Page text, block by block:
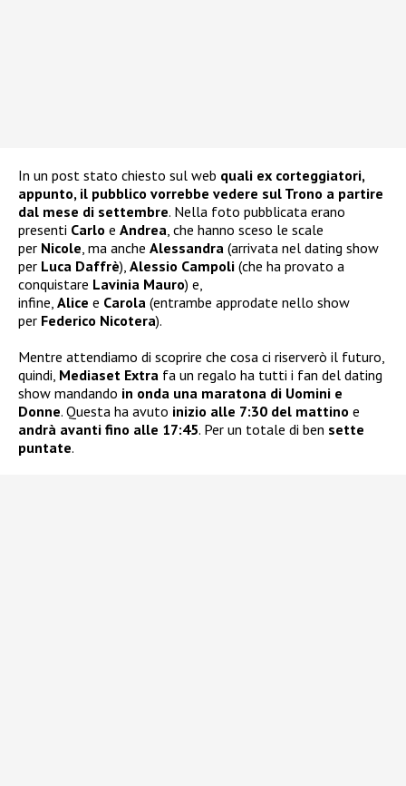
In un post stato chiesto sul web quali ex corteggiatori,
appunto, il pubblico vorrebbe vedere sul Trono a partire
dal mese di settembre. Nella foto pubblicata erano
presenti Carlo e Andrea, che hanno sceso le scale
per Nicole, ma anche Alessandra (arrivata nel dating show
per Luca Daffrè), Alessio Campoli (che ha provato a
conquistare Lavinia Mauro) e,
infine, Alice e Carola (entrambe approdate nello show
per Federico Nicotera).
Mentre attendiamo di scoprire che cosa ci riserverò il futuro,
quindi, Mediaset Extra fa un regalo ha tutti i fan del dating
show mandando in onda una maratona di Uomini e
Donne. Questa ha avuto inizio alle 7:30 del mattino e
andrà avanti fino alle 17:45. Per un totale di ben sette
puntate.